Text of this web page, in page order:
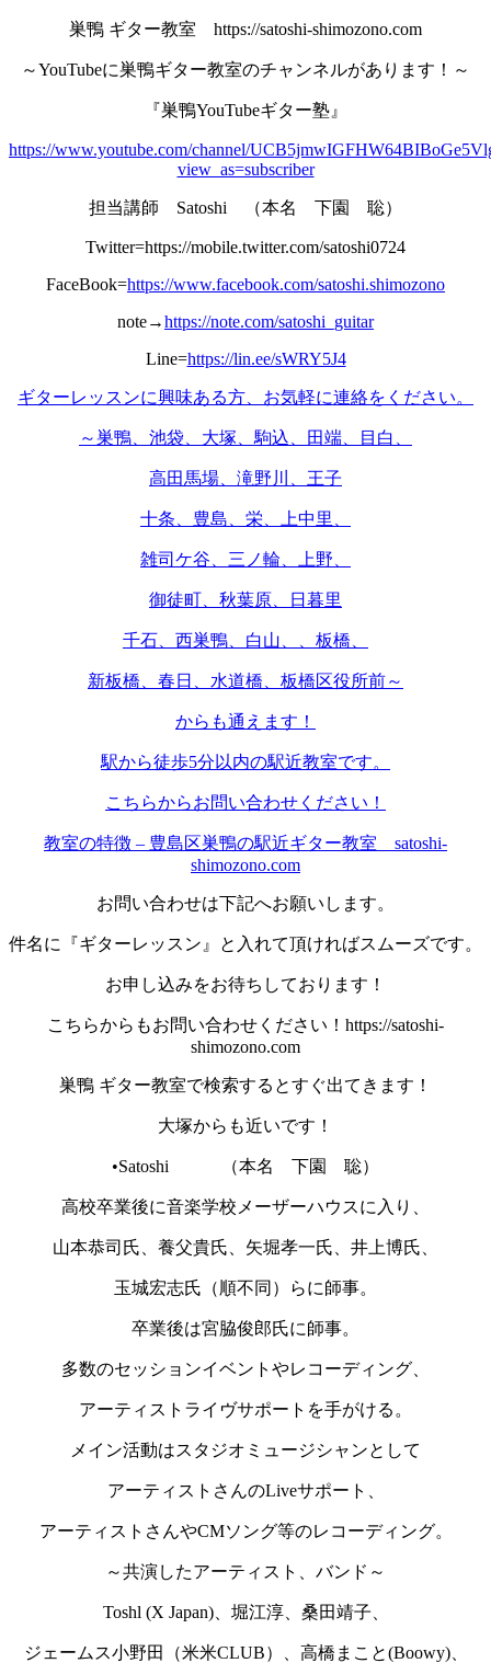
巣鴨 ギター教室 https://satoshi-shimozono.com
～YouTubeに巣鴨ギター教室のチャンネルがあります！～
『巣鴨YouTubeギター塾』
https://www.youtube.com/channel/
view_as=subscriber
担当講師 Satoshi （本名 下園 聡）
Twitter=https://mobile.twitter.com/satoshi0724
FaceBook=https://www.facebook.com/satoshi.shimozono
note→https://note.com/satoshi_guitar
Line=https://lin.ee/sWRY5J4
ギターレッスンに興味ある方、お気軽に連絡をください。
～巣鴨、池袋、大塚、駒込、田端、目白、
高田馬場、滝野川、王子
十条、豊島、栄、上中里、
雑司ケ谷、三ノ輪、上野、
御徒町、秋葉原、日暮里
千石、西巣鴨、白山、、板橋、
新板橋、春日、水道橋、板橋区役所前～
からも通えます！
駅から徒歩5分以内の駅近教室です。
こちらからお問い合わせください！
教室の特徴 – 豊島区巣鴨の駅近ギター教室 satoshi-
shimozono.com
お問い合わせは下記へお願いします。
件名に『ギターレッスン』と入れて頂ければスムーズです。
お申し込みをお待ちしております！
こちらからもお問い合わせください！https://satoshi-
shimozono.com
巣鴨 ギター教室で検索するとすぐ出てきます！
大塚からも近いです！
•Satoshi （本名 下園 聡）
高校卒業後に音楽学校メーザーハウスに入り、
山本恭司氏、養父貴氏、矢堀孝一氏、井上博氏、
玉城宏志氏（順不同）らに師事。
卒業後は宮脇俊郎氏に師事。
多数のセッションイベントやレコーディング、
アーティストライヴサポートを手がける。
メイン活動はスタジオミュージシャンとして
アーティストさんのLiveサポート、
アーティストさんやCMソング等のレコーディング。
～共演したアーティスト、バンド～
Toshl (X Japan)、堀江淳、桑田靖子、
ジェームス小野田（米米CLUB）、高橋まこと(Boowy)、